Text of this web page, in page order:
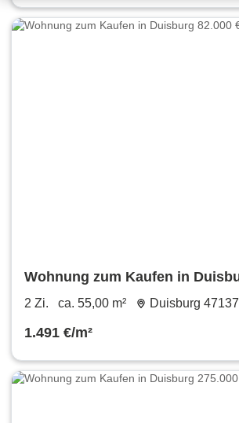
Wohnung zum Kaufen in
55 m²
2 Zi. ca. 55,00 m² Duisburg 47137
1.491 €/m²